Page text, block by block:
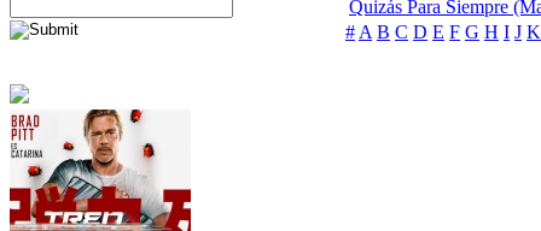
Quizás Para Siempre
# A B C D E F G H I J K